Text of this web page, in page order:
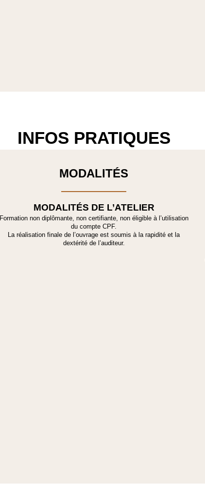
INFOS PRATIQUES
MODALITÉS
MODALITÉS DE L’ATELIER
Formation non diplômante, non certifiante, non éligible à l’utilisation
du compte CPF.
La réalisation finale de l’ouvrage est soumis à la rapidité et la
dextérité de l’auditeur.